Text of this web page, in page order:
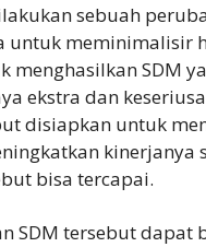
sebuah
untuk meminimalisir
menghasilkan SDM
ekstra dan
disiapkan untuk
kinerjanya
bisa tercapai.
SDM tersebut